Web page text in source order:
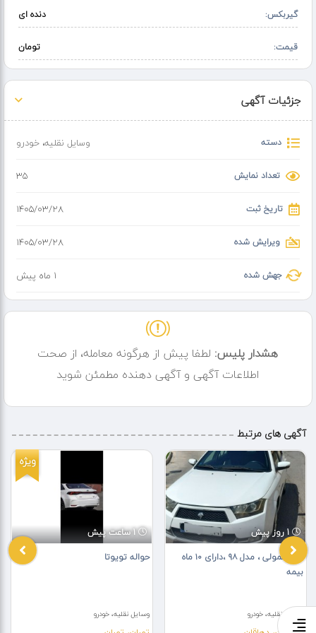
تخفیف پای معامله
قیمت اخر رو نوشتم
گیربکس: دنده ای
قیمت: تومان
جزئیات آگهی
دسته وسایل نقلیه،خودرو
تعداد نمایش 35
تاریخ ثبت ۱۴۰۵/۰۳/۲۸
ویرایش شده ۱۴۰۵/۰۳/۲۸
جهش شده 1 ماه پیش
هشدار پلیس: لطفا پیش از هرگونه معامله، از صحت
اطلاعات آگهی و آگهی دهنده مطمئن شوید
آگهی های مرتبط
ویژه
1 ساعت پیش
حواله تویوتا
وسایل نقلیه، خودرو
1 روز پیش
دنا معمولی ، مدل ۹۸ ،دارای ۱۰ ماه
بیمه
وسایل نقلیه، خودرو